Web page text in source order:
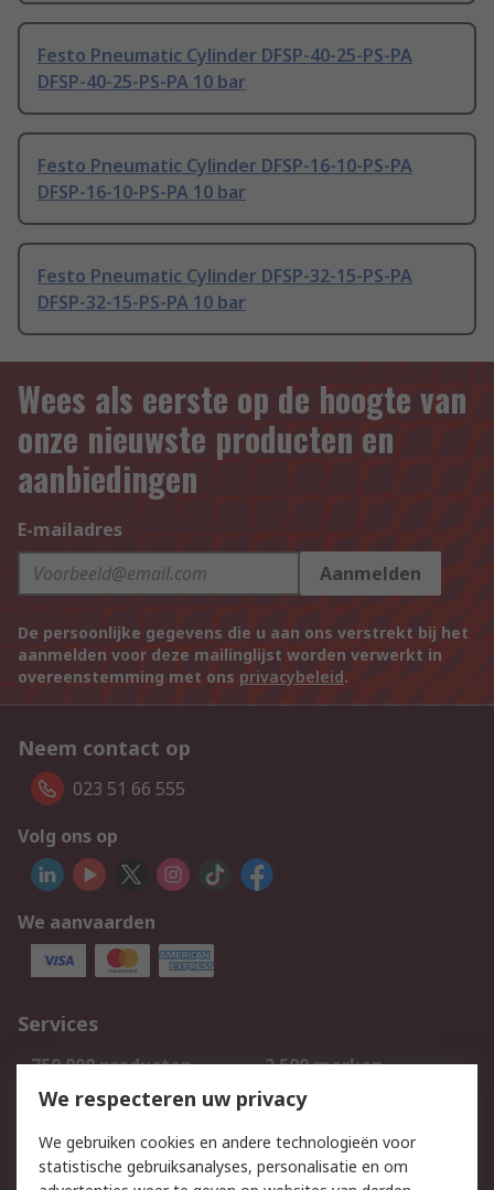
Festo Pneumatic Cylinder DFSP-40-25-PS-PA
DFSP-40-25-PS-PA 10 bar
Festo Pneumatic Cylinder DFSP-16-10-PS-PA
DFSP-16-10-PS-PA 10 bar
Festo Pneumatic Cylinder DFSP-32-15-PS-PA
DFSP-32-15-PS-PA 10 bar
Wees als eerste op de hoogte van
onze nieuwste producten en
aanbiedingen
E-mailadres
Aanmelden
De persoonlijke gegevens die u aan ons verstrekt bij het
aanmelden voor deze mailinglijst worden verwerkt in
overeenstemming met ons privacybeleid.
Neem contact op
023 51 66 555
Volg ons op
We aanvaarden
Services
750.000 producten
2.500 merken
Bestellen
Inkoopoplossingen
Track & Trace
We respecteren uw privacy
We gebruiken cookies en andere technologieën voor
statistische gebruiksanalyses, personalisatie en om